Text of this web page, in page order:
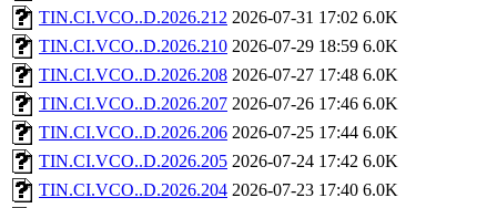
TIN.CI.VCO..D.2026.212 2026-07-31 17:02 6.0K
TIN.CI.VCO..D.2026.210 2026-07-29 18:59 6.0K
TIN.CI.VCO..D.2026.208 2026-07-27 17:48 6.0K
TIN.CI.VCO..D.2026.207 2026-07-26 17:46 6.0K
TIN.CI.VCO..D.2026.206 2026-07-25 17:44 6.0K
TIN.CI.VCO..D.2026.205 2026-07-24 17:42 6.0K
TIN.CI.VCO..D.2026.204 2026-07-23 17:40 6.0K